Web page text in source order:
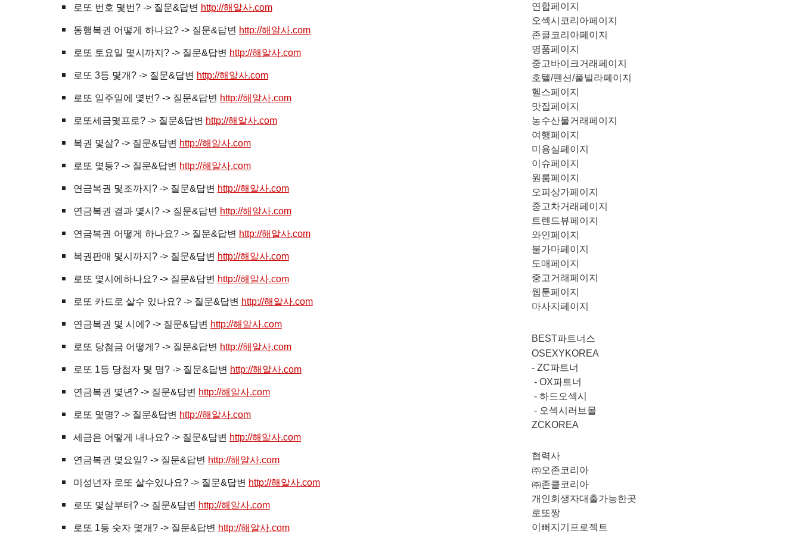
로또 번호 몇번? -> 질문&답변 http://해알사.com
동행복권 어떻게 하나요? -> 질문&답변 http://해알사.com
로또 토요일 몇시까지? -> 질문&답변 http://해알사.com
로또 3등 몇개? -> 질문&답변 http://해알사.com
로또 일주일에 몇번? -> 질문&답변 http://해알사.com
로또세금몇프로? -> 질문&답변 http://해알사.com
복권 몇살? -> 질문&답변 http://해알사.com
로또 몇등? -> 질문&답변 http://해알사.com
연금복권 몇조까지? -> 질문&답변 http://해알사.com
연금복권 결과 몇시? -> 질문&답변 http://해알사.com
연금복권 어떻게 하나요? -> 질문&답변 http://해알사.com
복권판매 몇시까지? -> 질문&답변 http://해알사.com
로또 몇시에하나요? -> 질문&답변 http://해알사.com
로또 카드로 살수 있나요? -> 질문&답변 http://해알사.com
연금복권 몇 시에? -> 질문&답변 http://해알사.com
로또 당첨금 어떻게? -> 질문&답변 http://해알사.com
로또 1등 당첨자 몇 명? -> 질문&답변 http://해알사.com
연금복권 몇년? -> 질문&답변 http://해알사.com
로또 몇명? -> 질문&답변 http://해알사.com
세금은 어떻게 내나요? -> 질문&답변 http://해알사.com
연금복권 몇요일? -> 질문&답변 http://해알사.com
미성년자 로또 살수있나요? -> 질문&답변 http://해알사.com
로또 몇살부터? -> 질문&답변 http://해알사.com
로또 1등 숫자 몇개? -> 질문&답변 http://해알사.com
연합페이지
오섹시코리아페이지
존클코리아페이지
명품페이지
중고바이크거래페이지
호텔/펜션/풀빌라페이지
헬스페이지
맛집페이지
농수산물거래페이지
여행페이지
미용실페이지
이슈페이지
원룸페이지
오피상가페이지
중고차거래페이지
트렌드뷰페이지
와인페이지
불가마페이지
도매페이지
중고거래페이지
웹툰페이지
마사지페이지
BEST파트너스
OSEXYKOREA
-ZC파트너
-OX파트너
-하드오섹시
- 오섹시러브몰
ZCKOREA
협력사
㈜오존코리아
㈜존클코리아
개인회생자대출가능한곳
로또짱
이뻐지기프로젝트